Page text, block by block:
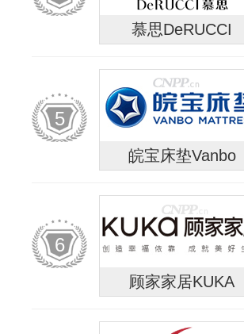
慕思DeRUCCI
5
皖宝床垫Vanbo
6
顾家家居KUKA